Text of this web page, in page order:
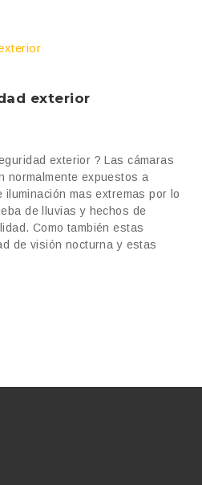
exterior
exterior ? Las cámaras
normalmente expuestos a
mas extremas por lo
de lluvias y hechos de
Como también estas
de visión nocturna y estas